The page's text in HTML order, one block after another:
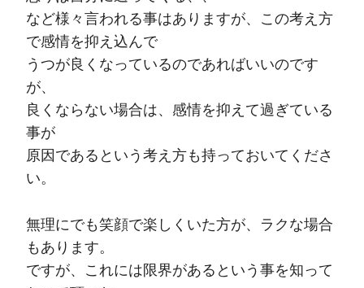
など様々言われる事はありますが、この考え方
で感情を抑え込んで
うつが良くなっているのであればいいのです
が、
良くならない場合は、感情を抑えて過ぎている
事が
原因であるという考え方も持っておいてくださ
い。
無理にでも笑顔で楽しくいた方が、ラクな場合
もあります。
ですが、これには限界があるという事を知って